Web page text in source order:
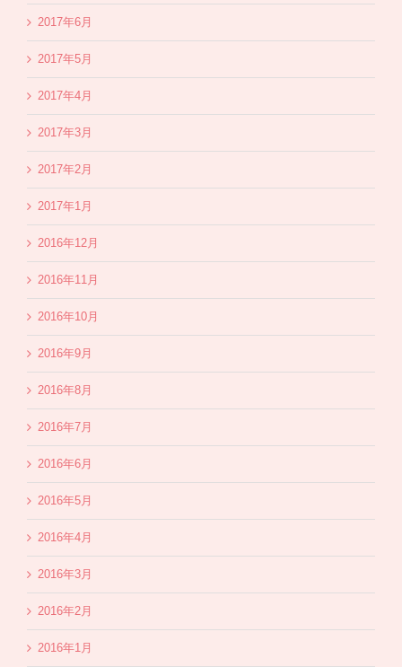
2017年6月
2017年5月
2017年4月
2017年3月
2017年2月
2017年1月
2016年12月
2016年11月
2016年10月
2016年9月
2016年8月
2016年7月
2016年6月
2016年5月
2016年4月
2016年3月
2016年2月
2016年1月